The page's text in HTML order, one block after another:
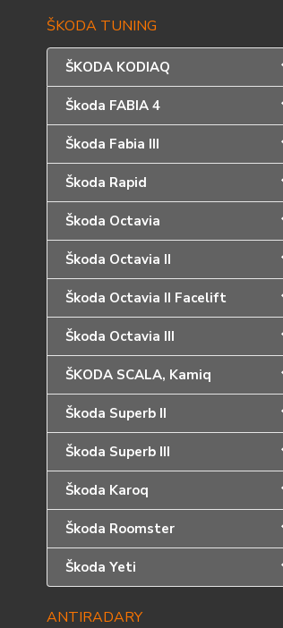
ŠKODA TUNING
ŠKODA KODIAQ
Škoda FABIA 4
Škoda Fabia III
Škoda Rapid
Škoda Octavia
Škoda Octavia II
Škoda Octavia II Facelift
Škoda Octavia III
ŠKODA SCALA, Kamiq
Škoda Superb II
Škoda Superb III
Škoda Karoq
Škoda Roomster
Škoda Yeti
ANTIRADARY